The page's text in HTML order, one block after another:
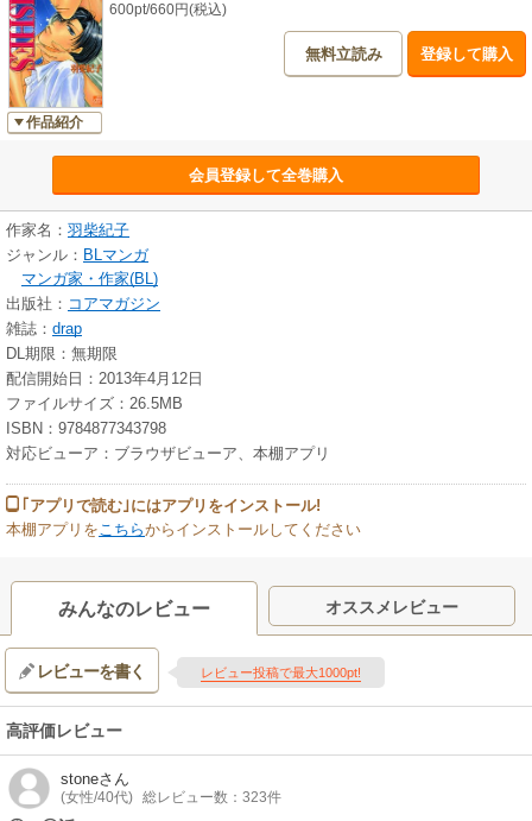
作品紹介
600pt/660円(税込)
無料立読み 登録して購入
会員登録して全巻購入
作家名： 羽柴紀子
ジャンル： BLマンガ
マンガ家・作家(BL)
出版社： コアマガジン
雑誌： drap
DL期限：無期限
配信開始日：2013年4月12日
ファイルサイズ：26.5MB
ISBN：9784877343798
対応ビューア：ブラウザビューア、本棚アプリ
｢アプリで読む｣にはアプリをインストール!
本棚アプリを こちらからインストールしてください
みんなのレビュー オススメレビュー
レビューを書く レビュー投稿で最大1000pt!
高評価レビュー
stoneさん
(女性/40代) 総レビュー数：323件